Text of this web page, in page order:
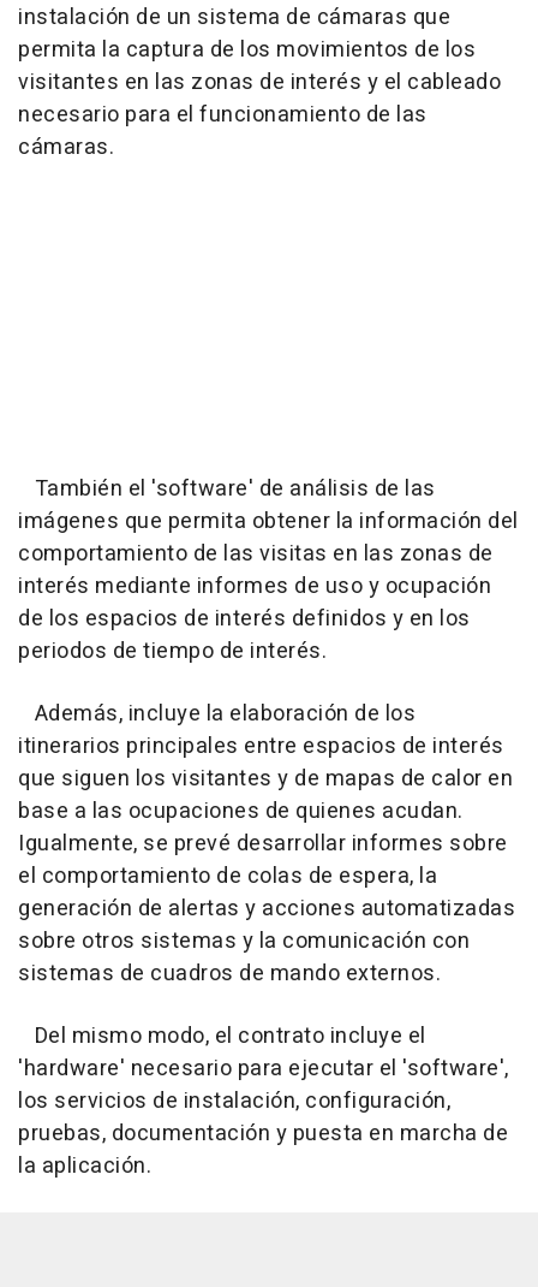
instalación de un sistema de cámaras que
permita la captura de los movimientos de los
visitantes en las zonas de interés y el cableado
necesario para el funcionamiento de las
cámaras.
También el 'software' de análisis de las
imágenes que permita obtener la información del
comportamiento de las visitas en las zonas de
interés mediante informes de uso y ocupación
de los espacios de interés definidos y en los
periodos de tiempo de interés.
Además, incluye la elaboración de los
itinerarios principales entre espacios de interés
que siguen los visitantes y de mapas de calor en
base a las ocupaciones de quienes acudan.
Igualmente, se prevé desarrollar informes sobre
el comportamiento de colas de espera, la
generación de alertas y acciones automatizadas
sobre otros sistemas y la comunicación con
sistemas de cuadros de mando externos.
Del mismo modo, el contrato incluye el
'hardware' necesario para ejecutar el 'software',
los servicios de instalación, configuración,
pruebas, documentación y puesta en marcha de
la aplicación.